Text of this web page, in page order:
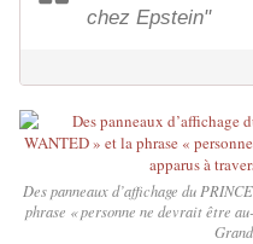
chez Epstein"
Des panneaux d’affichage du
phrase « personne ne devrait être